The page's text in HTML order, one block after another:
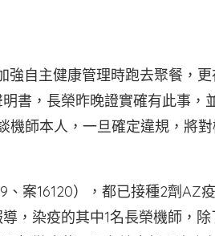
強自主健康管理時跑去聚餐，更
書，長榮昨晚證實確有此事，
機師本人，一旦確定違規，將
案16120），都已接種2劑AZ疫
，染疫的其中1名長榮機師，除